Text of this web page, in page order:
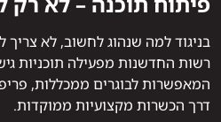
בניגוד למה שנהוג לחשוב, לא צריך
רשות החדשנות מפעילה תוכניות
המאפשרות לבוגרים ממכללות,
דרך הכשרות מקצועיות ממוקדות.